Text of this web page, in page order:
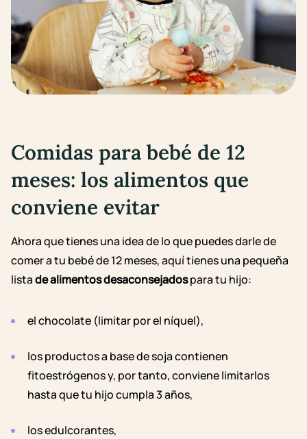
Comidas para bebé de 12
meses: los alimentos que
conviene evitar
Ahora que tienes una idea de lo que puedes darle de
comer a tu bebé de 12 meses, aquí tienes una pequeña
listade alimentos desaconsejadospara tu hijo:
el chocolate (limitar por el níquel),
los productos a base de sojacontienen
fitoestrógenos y, por tanto, conviene limitarlos
hasta que tu hijo cumpla 3 años,
los edulcorantes,